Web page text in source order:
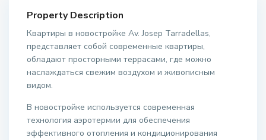
Property Description
Квартиры в новостройке Av. Josep Tarradellas,
представляет собой современные квартиры,
обладают просторными террасами, где можно
наслаждаться свежим воздухом и живописным
видом.
В новостройке используется современная
технология аэротермии для обеспечения
эффективного отопления и кондиционирования